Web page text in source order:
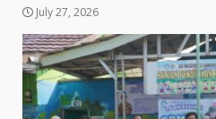
July 27, 2026